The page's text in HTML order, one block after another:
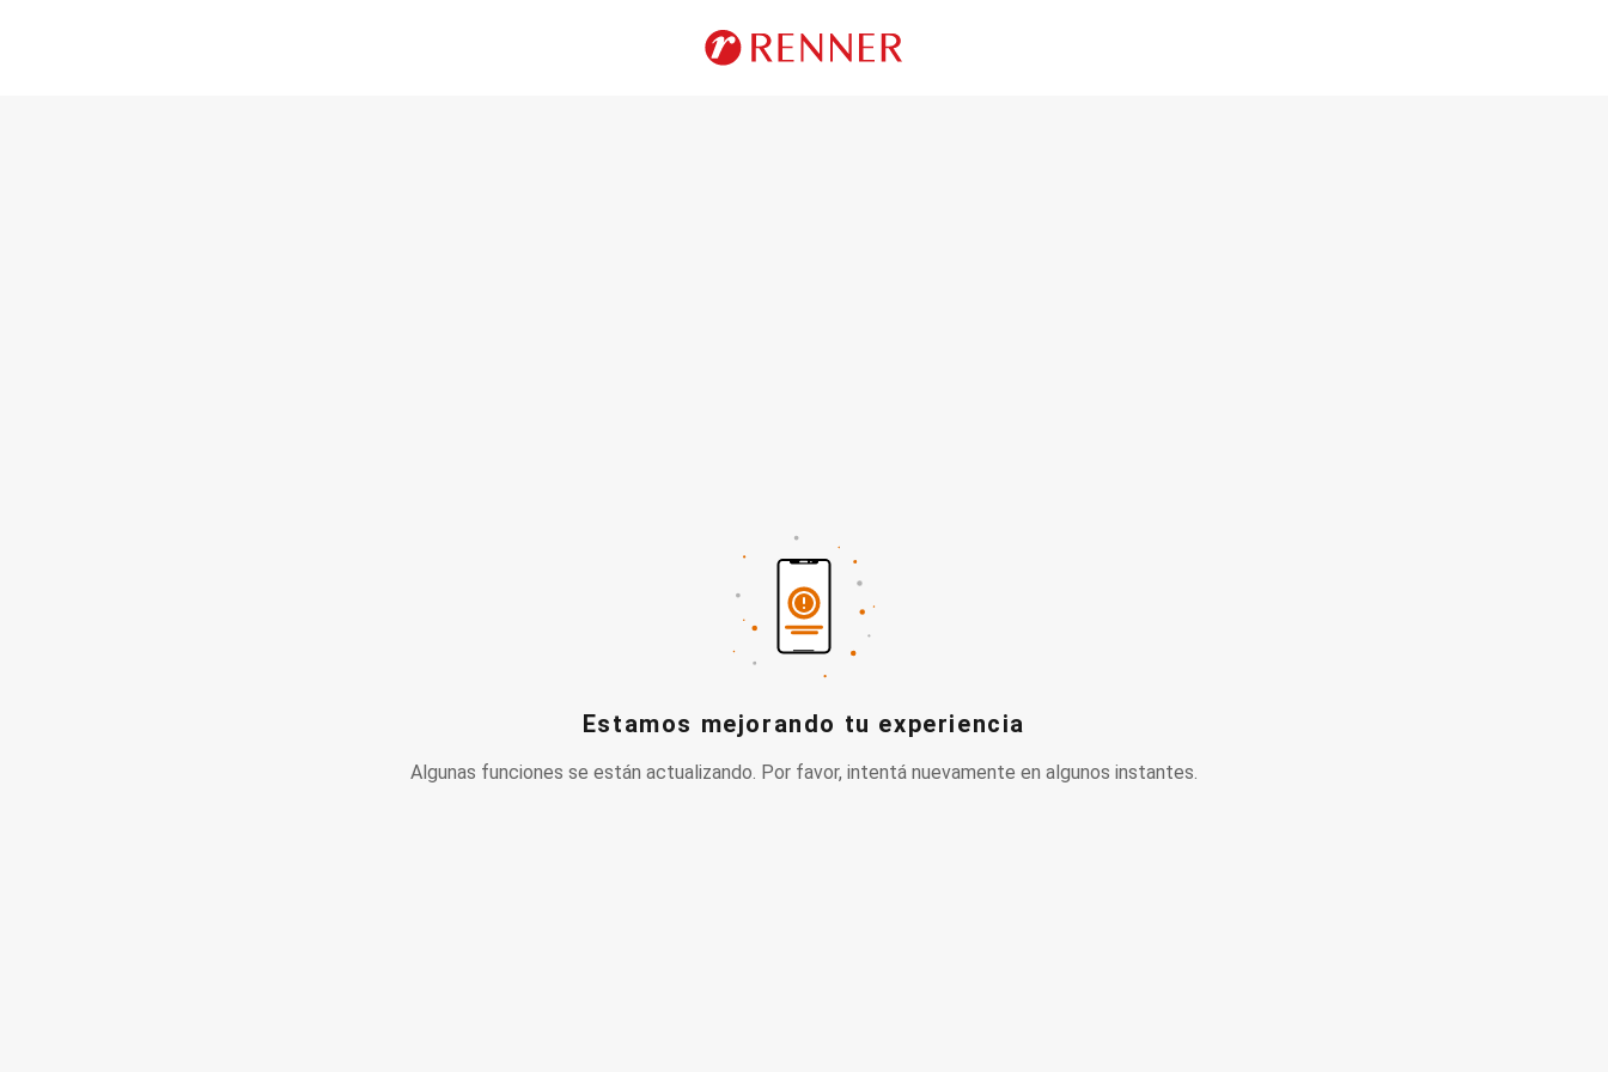
Estamos mejorando tu experiencia
Algunas funciones se están actualizando. Por favor, intentá nuevamente en algunos instantes.